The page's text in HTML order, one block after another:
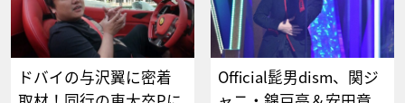
ドバイの与沢翼に密着
Official髭男dism、関ジ